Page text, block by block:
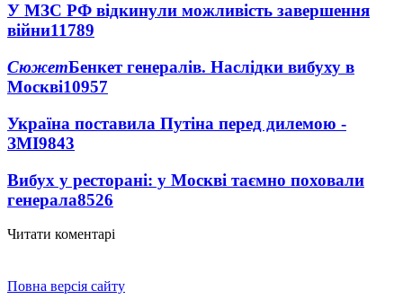
У МЗС РФ відкинули можливість завершення
війни11789
СюжетБенкет генералів. Наслідки вибуху в
Москві10957
Україна поставила Путіна перед дилемою -
ЗМІ9843
Вибух у ресторані: у Москві таємно поховали
генерала8526
Читати коментарі
Повна версія сайту